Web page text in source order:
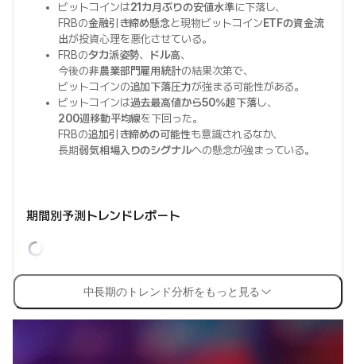
ビットコインは21カ月ぶりの安値水準に下落し、
FRBの金融引き締め懸念と現物ビットコインETFの資金流
出が投資心理を悪化させている。
FRBのタカ派姿勢、 ドル高、
今後の非農業部門雇用統計の結果次第で、
ビットコインの追加下落圧力が強まる可能性がある。
ビットコインは過去最高値から50％超下落し、
200週移動平均線を下回った。
FRBの追加引き締めの可能性も意識されるなか、
長期弱気相場入りのシグナルへの懸念が強まっている。
期間別予測トレンドレポート
中長期のトレンド分析をもっと見る